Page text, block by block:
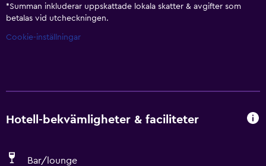
*Summan inkluderar uppskattade lokala skatter & avgifter som
betalas vid utcheckningen.
Cookie-inställningar
Hotell-bekvämligheter & faciliteter
Bar/lounge